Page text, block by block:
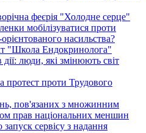
феєрія "Холодне серце"
мобілізуватися проти
насильства?
"Школа Ендокринолога"
люди, які змінюють світ
протест проти Трудового
пов'язаних з множинним
прав національних меншин
сервісу з надання